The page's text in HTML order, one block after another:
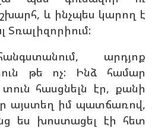
և ինչպես կարող է
արդյոք
թե ոչ: Ինձ համար
հասցնելն էր, քանի
այստեղ իմ պատճառով,
ես խոստացել էի հետ